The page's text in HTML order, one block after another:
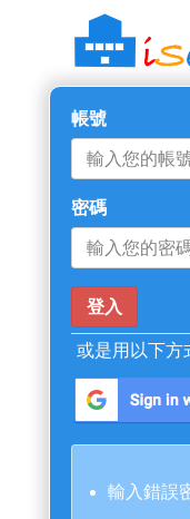
帳號
密碼
或是用以下方
輸入錯誤